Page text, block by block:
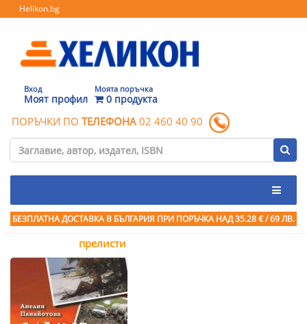
Helikon.bg
Вход
Моят профил
Моята поръчка
0 продукта
ПОРЪЧКИ ПО ТЕЛЕФОНА 02 460 40 90
БЕЗПЛАТНА ДОСТАВКА В БЪЛГАРИЯ ПРИ ПОРЪЧКА НАД 35.28 € / 69 ЛВ.
прелисти